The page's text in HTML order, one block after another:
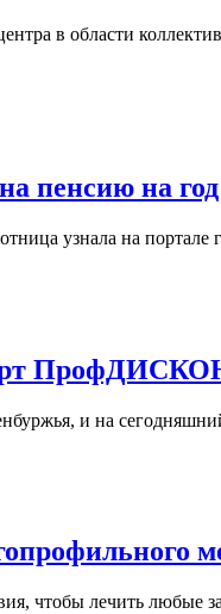
в области
пенсию на
узнала на портале
и на
чтобы лечить любые